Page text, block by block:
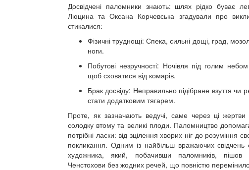
Досвідчені паломники знають: шлях рідко буває
Люцина та Оксана Корчевська згадували про
стикалися:
Фізичні труднощі: Спека, сильні дощі, град,
ноги.
Побутові незручності: Ночівля під голим
щоб сховатися від комарів.
Брак досвіду: Неправильно підібране взуття чи
стати додатковим тягарем.
Проте, як зазначають ведучі, саме через ці
солодку втому та великі плоди. Паломництво
потрібні ласки: від зцілення хворих ніг до розуміння
покликання. Одним із найбільш вражаючих свідчень
художника, який, побачивши паломників,
Ченстохови без жодних речей, що повністю